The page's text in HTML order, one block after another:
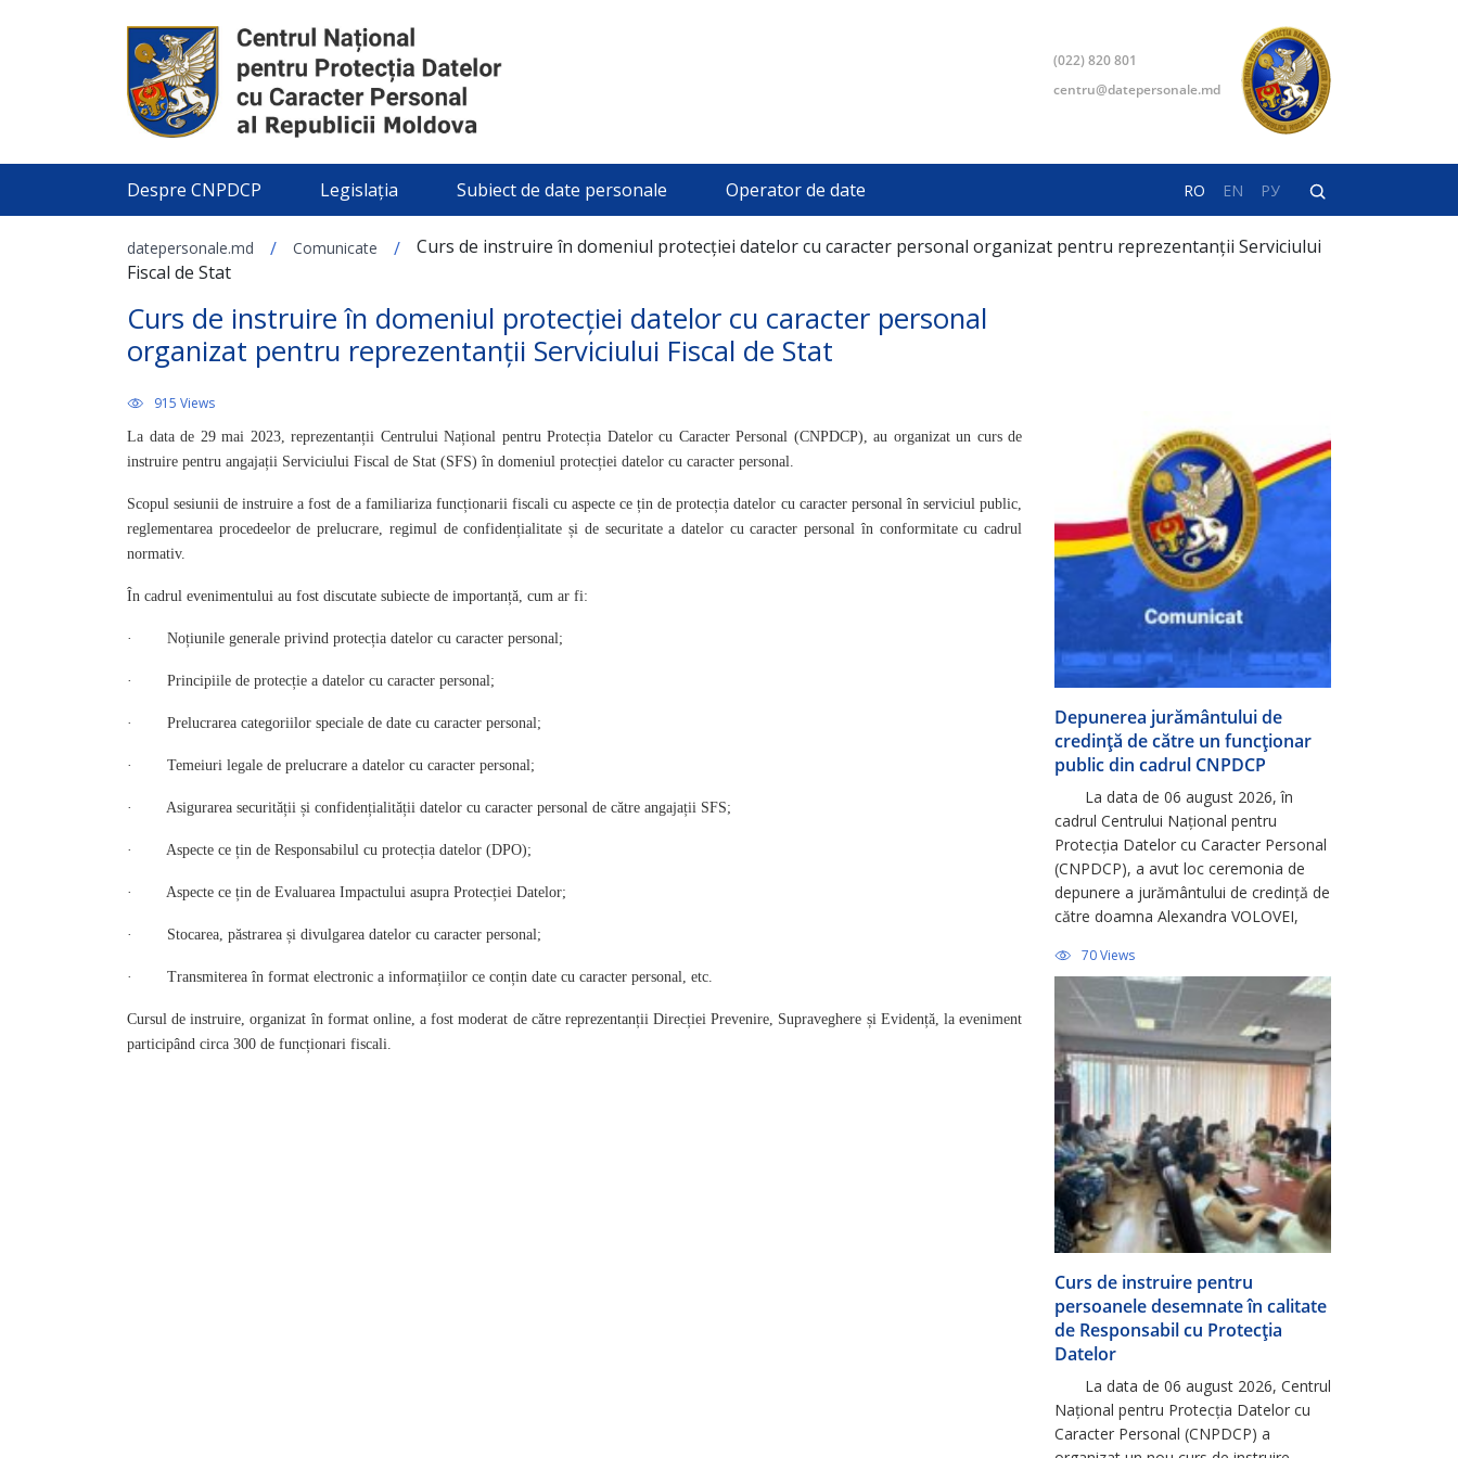
(022) 820 801
centru@datepersonale.md
Despre CNPDCP Legislația Subiect de date personale Operator de date RO EN РУ
datepersonale.md / Comunicate /
Curs de instruire în domeniul protecției datelor cu caracter personal organizat pentru reprezentanții Serviciului
Fiscal de Stat
Curs de instruire în domeniul protecției datelor cu caracter personal
organizat pentru reprezentanții Serviciului Fiscal de Stat
915 Views
La data de 29 mai 2023, reprezentanții Centrului Național pentru Protecția Datelor cu Caracter Personal (CNPDCP), au organizat un curs de
instruire pentru angajații Serviciului Fiscal de Stat (SFS) în domeniul protecției datelor cu caracter personal.
Scopul sesiunii de instruire a fost de a familiariza funcționarii fiscali cu aspecte ce țin de protecția datelor cu caracter personal în serviciul public,
reglementarea procedeelor de prelucrare, regimul de confidențialitate și de securitate a datelor cu caracter personal în conformitate cu cadrul
normativ.
În cadrul evenimentului au fost discutate subiecte de importanță, cum ar fi:
· Noțiunile generale privind protecția datelor cu caracter personal;
· Principiile de protecție a datelor cu caracter personal;
· Prelucrarea categoriilor speciale de date cu caracter personal;
· Temeiuri legale de prelucrare a datelor cu caracter personal;
· Asigurarea securității și confidențialității datelor cu caracter personal de către angajații SFS;
· Aspecte ce țin de Responsabilul cu protecția datelor (DPO);
· Aspecte ce țin de Evaluarea Impactului asupra Protecției Datelor;
· Stocarea, păstrarea și divulgarea datelor cu caracter personal;
· Transmiterea în format electronic a informațiilor ce conțin date cu caracter personal, etc.
Cursul de instruire, organizat în format online, a fost moderat de către reprezentanții Direcției Prevenire, Supraveghere și Evidență, la eveniment
participând circa 300 de funcționari fiscali.
Depunerea jurământului de
credință de către un funcționar
public din cadrul CNPDCP
La data de 06 august 2026, în
cadrul Centrului Național pentru
Protecția Datelor cu Caracter Personal
(CNPDCP), a avut loc ceremonia de
depunere a jurământului de credință de
către doamna Alexandra VOLOVEI,
Direcției Relații Externe și Integrare
Europeană, ca urmare a promovării cu
succes a perioadei de probă […]
70 Views
Curs de instruire pentru
persoanele desemnate în calitate
de Responsabil cu Protecția
Datelor
La data de 06 august 2026, Centrul
Național pentru Protecția Datelor cu
Caracter Personal (CNPDCP) a